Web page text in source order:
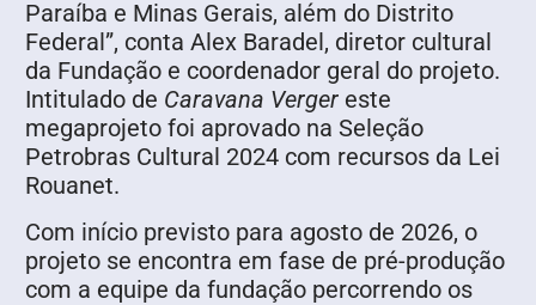
Paraíba e Minas Gerais, além do Distrito
Federal”, conta Alex Baradel, diretor cultural
da Fundação e coordenador geral do projeto.
Intitulado de Caravana Verger este
megaprojeto foi aprovado na Seleção
Petrobras Cultural 2024 com recursos da Lei
Rouanet.
Com início previsto para agosto de 2026, o
projeto se encontra em fase de pré-produção
com a equipe da fundação percorrendo os